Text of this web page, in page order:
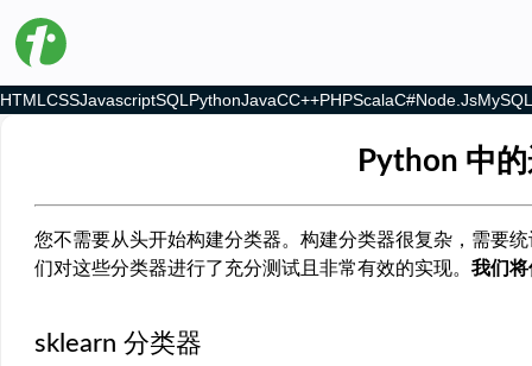
HTML CSSJavascriptSQL PythonJavaCC++PHPScalaC#Node.jsMySQL
Python 中
您不需要从头开始构建分类器。构建分类器很复杂，需要
们对这些分类器进行了充分测试且非常有效的实现。 我们
sklearn 分类器